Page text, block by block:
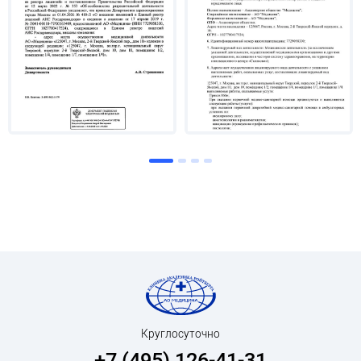
Область научных и практических интересов
Наружный и внутренний эндометриоз.
Дисфункция височно-нижнечелюстных
МР-энтерография.
Круглосуточно